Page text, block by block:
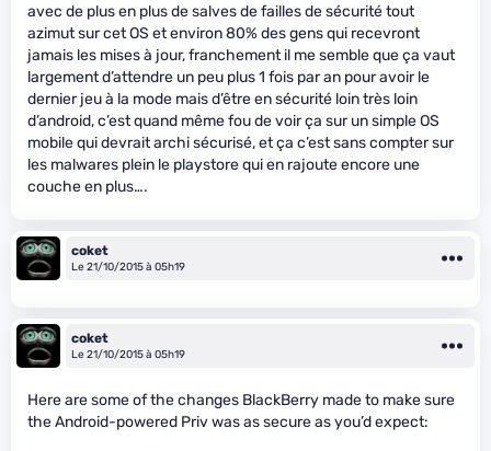
avec de plus en plus de salves de failles de sécurité tout
azimut sur cet OS et environ 80% des gens qui recevront
jamais les mises à jour, franchement il me semble que ça vaut
largement d’attendre un peu plus 1 fois par an pour avoir le
dernier jeu à la mode mais d’être en sécurité loin très loin
d’android, c’est quand même fou de voir ça sur un simple OS
mobile qui devrait archi sécurisé, et ça c’est sans compter sur
les malwares plein le playstore qui en rajoute encore une
couche en plus….
coket
Le 21/10/2015 à 05h19
coket
Le 21/10/2015 à 05h19
Here are some of the changes BlackBerry made to make sure
the Android-powered Priv was as secure as you’d expect: